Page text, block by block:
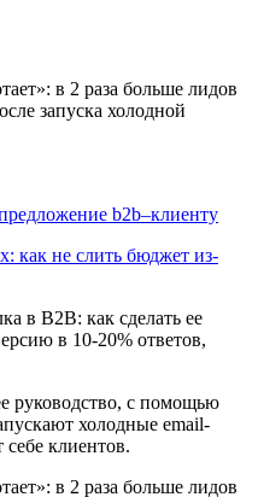
b2b–клиенту
как не слить бюджет из-
в B2B: как сделать ее
в 10-20% ответов,
руководство, с помощью
холодные email-
клиентов.